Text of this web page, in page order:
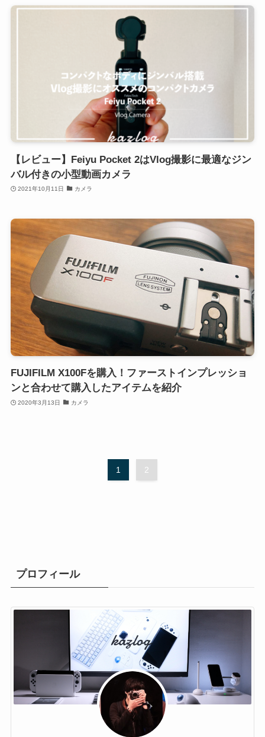
【レビュー】Feiyu Pocket 2はVlog撮影に最適なジン
バル付きの小型動画カメラ
2021年10月11日 カメラ
FUJIFILM X100Fを購入！ファーストインプレッショ
ンと合わせて購入したアイテムを紹介
2020年3月13日 カメラ
1 2
プロフィール